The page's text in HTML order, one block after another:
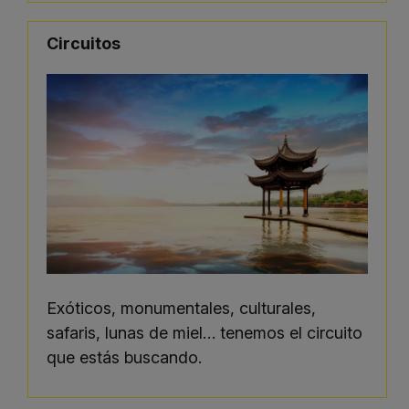
Circuitos
Exóticos, monumentales, culturales,
safaris, lunas de miel… tenemos el circuito
que estás buscando.